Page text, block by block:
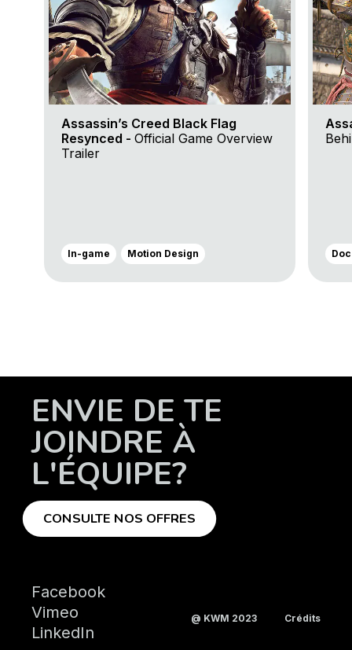
Assassin’s Creed Black Flag
Resynced - Official Game Overview
Trailer
In-game Motion Design
ENVIE DE TE
JOINDRE À
L'ÉQUIPE?
CONSULTE NOS OFFRES
Facebook
Vimeo
LinkedIn
@ KWM 2023 Crédits